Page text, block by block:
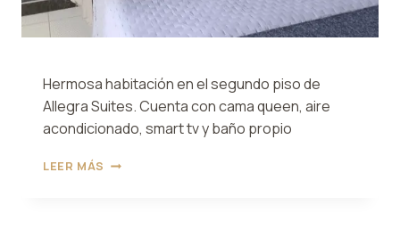
Hermosa habitación en el segundo piso de
Allegra Suites. Cuenta con cama queen, aire
acondicionado, smart tv y baño propio
LEER MÁS HABITACIÓN